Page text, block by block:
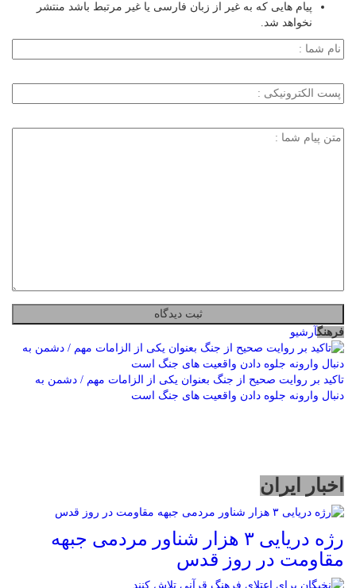
پیام هایی که به غیر از زبان فارسی یا غیر مرتبط باشد منتشر
نخواهد شد.
فرهنگآرشیو
تاکید بر روایت صحیح از جنگ بعنوان یکی از الزامات مهم / دشمن به
دنبال وارونه جلوه دادن واقعیت های جنگ است
اخبار ایران
رژه دریایی ۳ هزار شناور مردمی جبهه
مقاومت در روز قدس